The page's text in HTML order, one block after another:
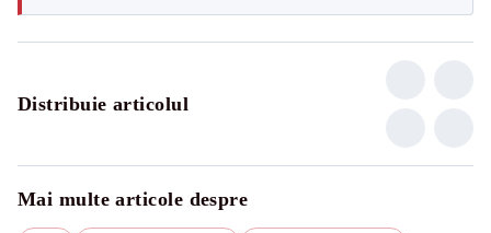
Distribuie articolul
Mai multe articole despre